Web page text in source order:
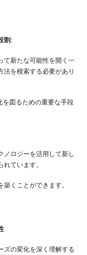
割:
て新たな可能性を開く一
を模索する必要があり
を図るための重要な手段
ノロジーを活用して新し
ています。
くことができます。
ズの変化を深く理解する